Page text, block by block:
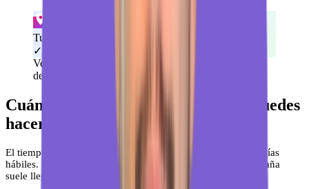
Tu negocio
✓ Ficha verificada
Verificar tu ficha confirma que el negocio es tuyo y
desbloquea todas las funciones.
Cuánto tarda la verificación y qué puedes
hacer mientras esperas
El tiempo varía según el método. El vídeo tarda entre 3 y 5 días
hábiles. La postal puede tardar hasta 14 días, aunque en España
suele llegar en 7-10. Teléfono y email son inmediatos.